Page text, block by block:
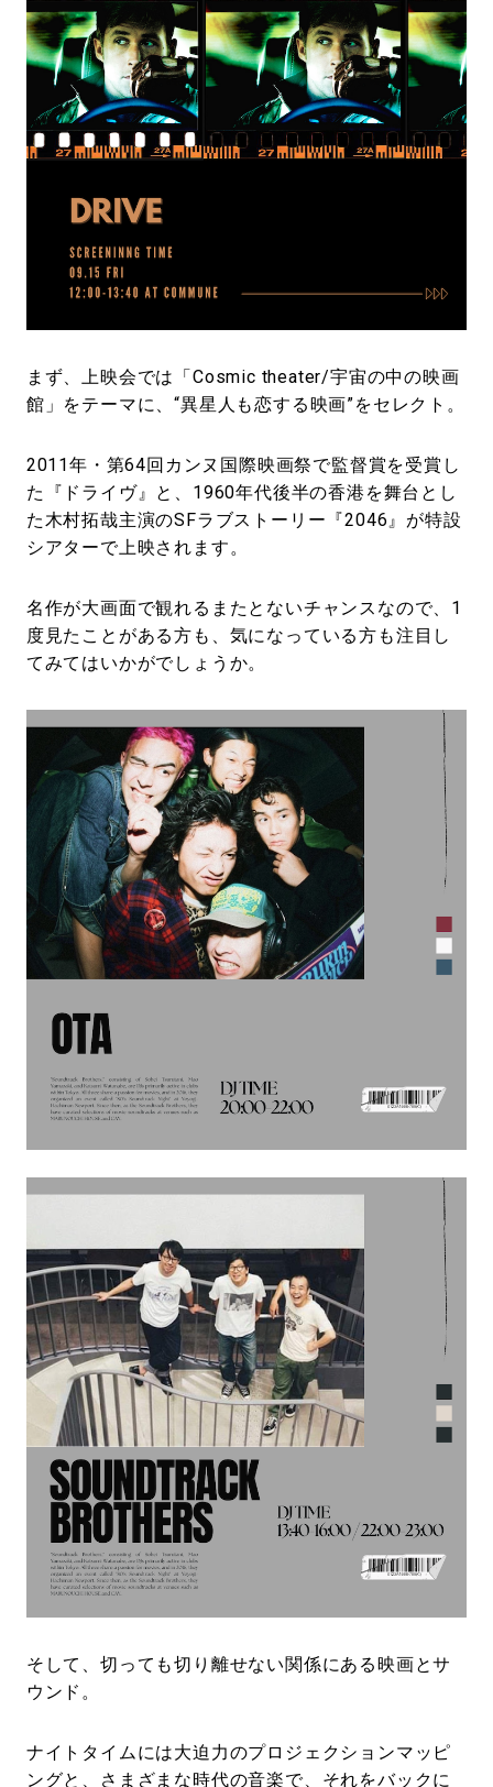
まず、上映会では「Cosmic theater/宇宙の中の映画
館」をテーマに、“異星人も恋する映画”をセレクト。
2011年・第64回カンヌ国際映画祭で監督賞を受賞し
た『ドライヴ』と、1960年代後半の香港を舞台とし
た木村拓哉主演のSFラブストーリー『2046』が特設
シアターで上映されます。
名作が大画面で観れるまたとないチャンスなので、1
度見たことがある方も、気になっている方も注目し
てみてはいかがでしょうか。
そして、切っても切り離せない関係にある映画とサ
ウンド。
ナイトタイムには大迫力のプロジェクションマッピ
ングと、さまざまな時代の音楽で、それをバックに